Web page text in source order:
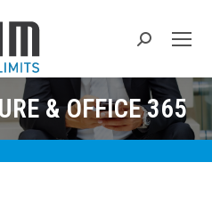
Search:
& OFFICE 365